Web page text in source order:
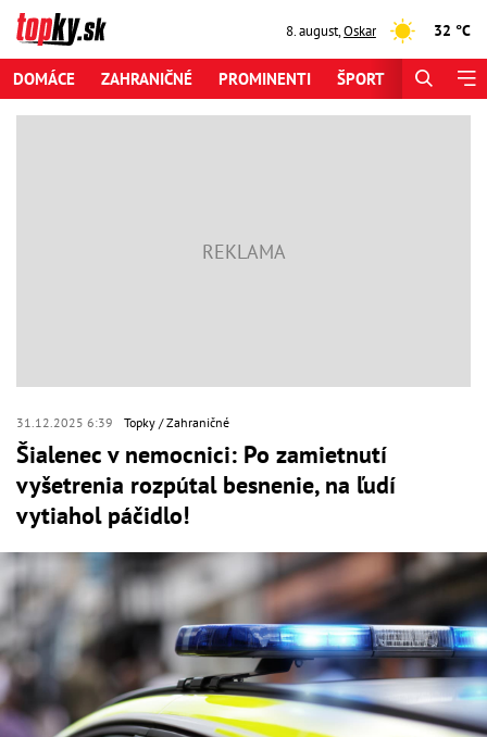
8. august,Oskar 32 °C
DOMÁCE ZAHRANIČNÉ PROMINENTI ŠPORT
31.12.2025 6:39 Topky Zahraničné
Šialenec v nemocnici: Po zamietnutí
vyšetrenia rozpútal besnenie, na ľudí
vytiahol páčidlo!